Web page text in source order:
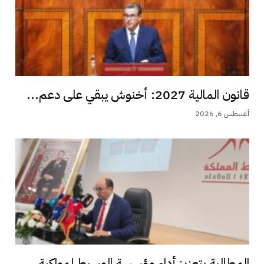
قانون المالية 2027: أخنوش يبقي على دعم...
أغسطس 6, 2026